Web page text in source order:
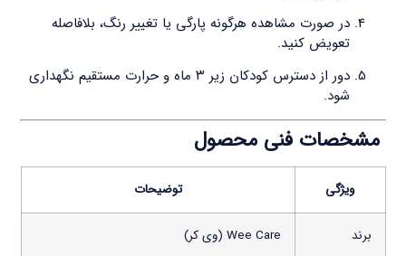
در صورت مشاهده هرگونه پارگی یا تغییر رنگ، بلافاصله
تعویض کنید.
دور از دسترس کودکان زیر ۳ ماه و حرارت مستقیم نگهداری
شود.
مشخصات فنی محصول
ویژگی توضیحات
برند Wee Care (وی کر)